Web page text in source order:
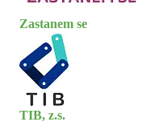
Zastanem se
TIB, z.s.